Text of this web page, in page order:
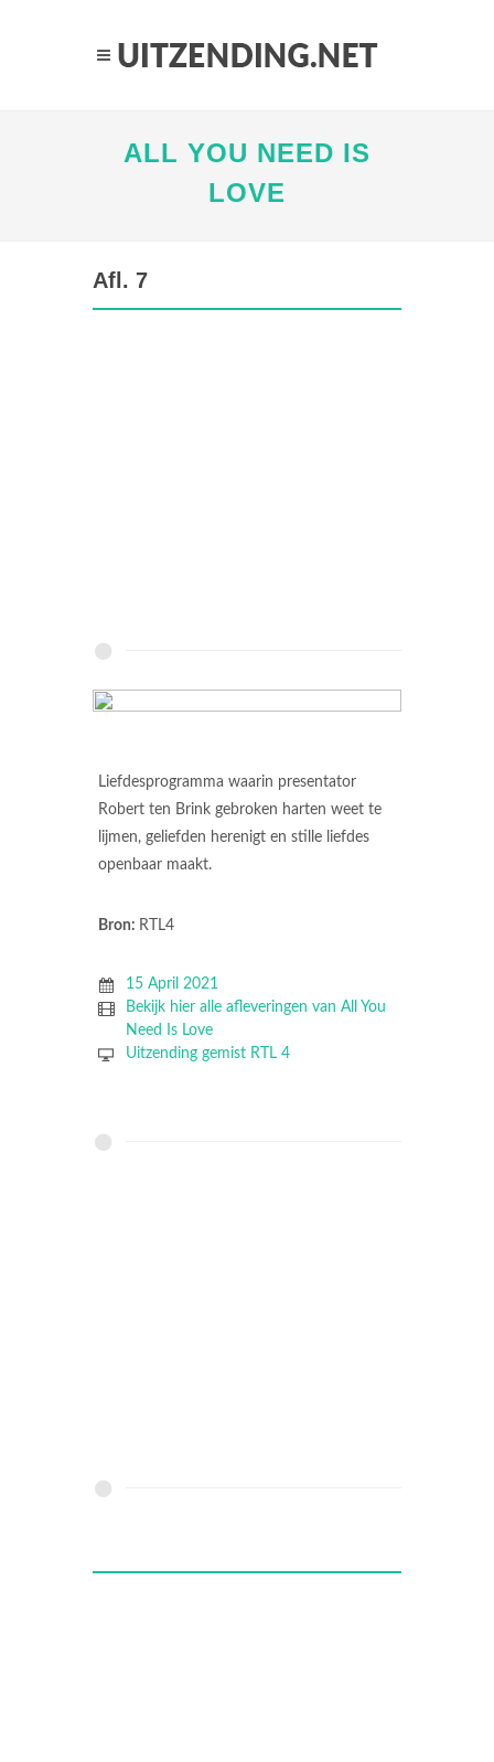
ALL YOU NEED IS
LOVE
Afl. 7
Liefdesprogramma waarin presentator
Robert ten Brink gebroken harten weet te
lijmen, geliefden herenigt en stille liefdes
openbaar maakt.
Bron: RTL4
15 April 2021
Bekijk hier alle afleveringen van All You
Need Is Love
Uitzending gemist RTL 4